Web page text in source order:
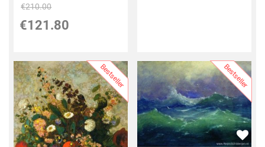
€210.00
€121.80
Bestseller Bestseller